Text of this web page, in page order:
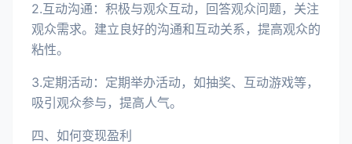
2.互动沟通：积极与观众互动，回答观众问题，关注
观众需求。建立良好的沟通和互动关系，提高观众的
粘性。
3.定期活动：定期举办活动，如抽奖、互动游戏等，
吸引观众参与，提高人气。
四、如何变现盈利